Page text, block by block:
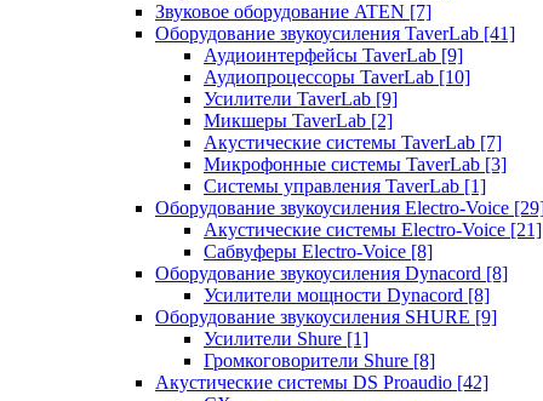
Звуковое оборудование ATEN [7]
Оборудование звукоусиления TaverLab [41]
Аудиоинтерфейсы TaverLab [9]
Аудиопроцессоры TaverLab [10]
Усилители TaverLab [9]
Микшеры TaverLab [2]
Акустические системы TaverLab [7]
Микрофонные системы TaverLab [3]
Системы управления TaverLab [1]
Оборудование звукоусиления Electro-Voice
Акустические системы Electro-Voice [21]
Сабвуферы Electro-Voice [8]
Оборудование звукоусиления Dynacord [8]
Усилители мощности Dynacord [8]
Оборудование звукоусиления SHURE [9]
Усилители Shure [1]
Громкоговорители Shure [8]
Акустические системы DS Proaudio [42]